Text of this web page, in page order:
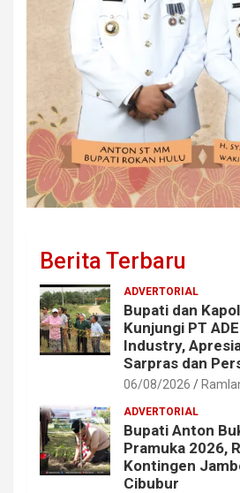
Berita Terbaru
ADVERTORIAL
Bupati dan
Kunjungi PT
Industry,
Sarpras dan
06/08/2026
ADVERTORIAL
Bupati Anton
Pramuka 2026,
Kontingen
Cibubur